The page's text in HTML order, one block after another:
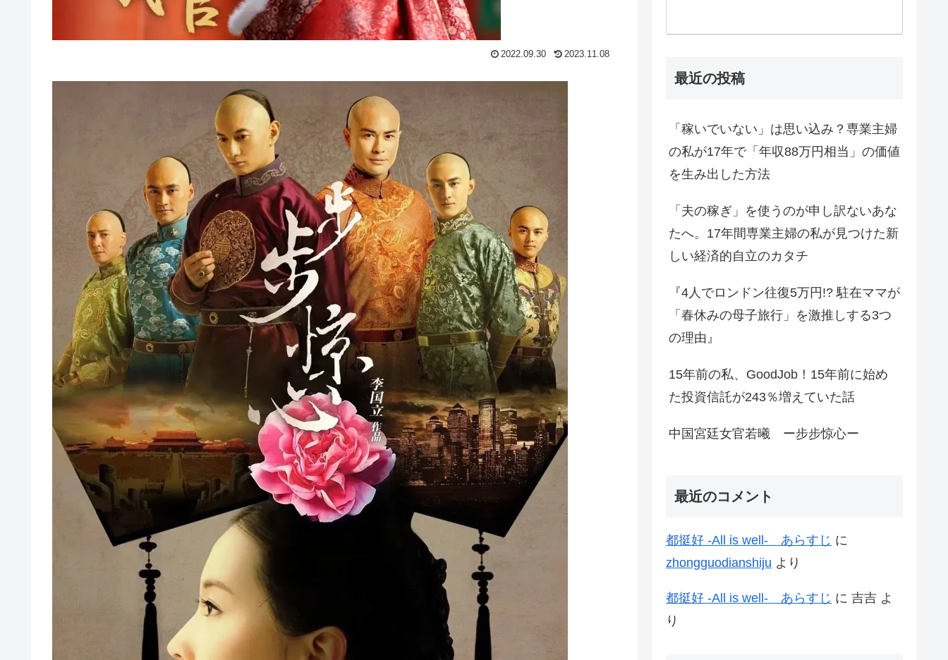
2022.09.30 2023.11.08
最近の投稿
「稼いでいない」は思い込み？専業主婦
の私が17年で「年収88万円相当」の価値
を生み出した方法
「夫の稼ぎ」を使うのが申し訳ないあな
たへ。17年間専業主婦の私が見つけた新
しい経済的自立のカタチ
『4人でロンドン往復5万円!? 駐在ママが
「春休みの母子旅行」を激推しする3つ
の理由』
15年前の私、GoodJob！15年前に始め
た投資信託が243％増えていた話
中国宮廷女官若曦 ー步步惊心ー
最近のコメント
都挺好 -All is well- あらすじ に
zhongguodianshiju より
都挺好 -All is well- あらすじ に 吉吉 よ
り